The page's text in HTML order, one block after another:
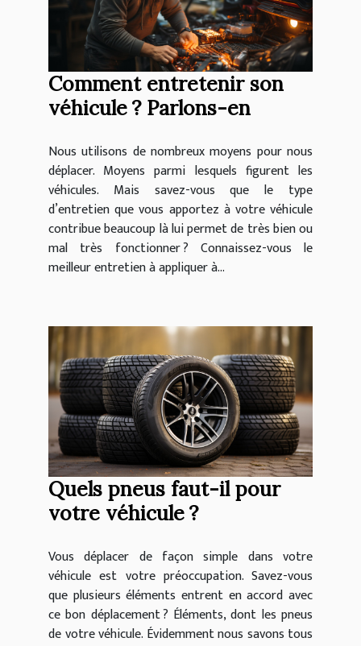
Comment entretenir son
véhicule ? Parlons-en
Nous utilisons de nombreux moyens pour nous
déplacer. Moyens parmi lesquels figurent les
véhicules. Mais savez-vous que le type
d’entretien que vous apportez à votre véhicule
contribue beaucoup là lui permet de très bien ou
mal très fonctionner ? Connaissez-vous le
meilleur entretien à appliquer à...
Quels pneus faut-il pour
votre véhicule ?
Vous déplacer de façon simple dans votre
véhicule est votre préoccupation. Savez-vous
que plusieurs éléments entrent en accord avec
ce bon déplacement ? Éléments, dont les pneus
de votre véhicule. Évidemment nous savons tous